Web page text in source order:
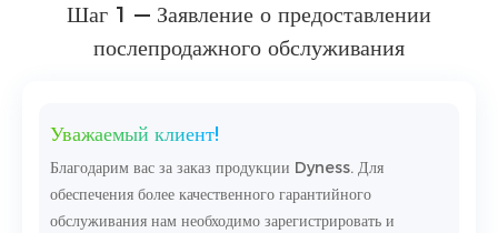
Шаг 1 — Заявление о предоставлении
послепродажного обслуживания
Уважаемый клиент!
Благодарим вас за заказ продукции Dyness. Для
обеспечения более качественного гарантийного
обслуживания нам необходимо зарегистрировать и